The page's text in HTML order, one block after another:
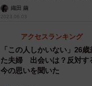
織田 繭
2023.06.03
アクセスランキング
「この人しかいない」26
た夫婦 出会いは？反対す
今の思いを聞いた